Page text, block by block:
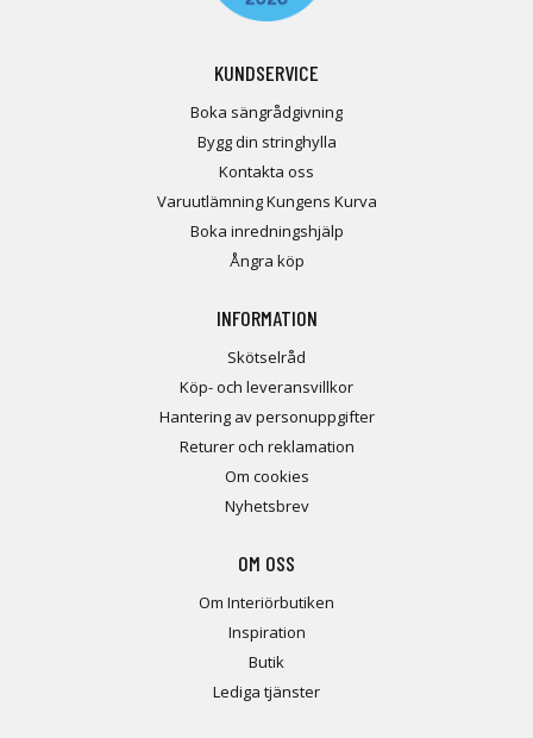
KUNDSERVICE
Boka sängrådgivning
Bygg din stringhylla
Kontakta oss
Varuutlämning Kungens Kurva
Boka inredningshjälp
Ångra köp
INFORMATION
Skötselråd
Köp- och leveransvillkor
Hantering av personuppgifter
Returer och reklamation
Om cookies
Nyhetsbrev
OM OSS
Om Interiörbutiken
Inspiration
Butik
Lediga tjänster